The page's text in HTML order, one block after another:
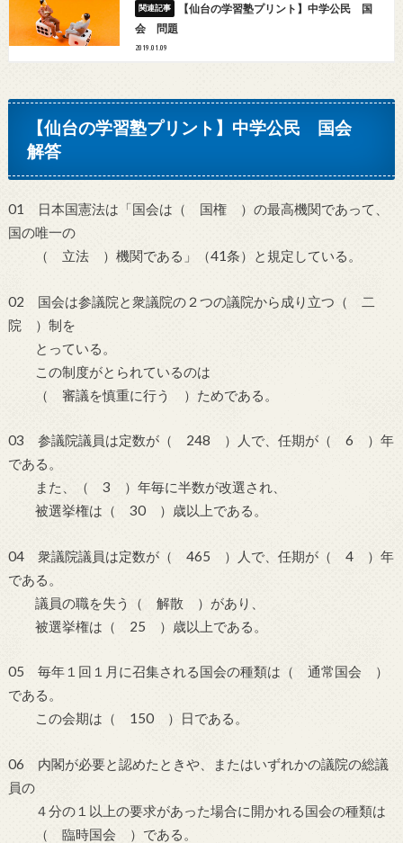
【仙台の学習塾プリント】中学公民 国
会 問題
2019.01.09
【仙台の学習塾プリント】中学公民 国会
解答
01 日本国憲法は「国会は（ 国権 ）の最高機関であって、
国の唯一の
（ 立法 ）機関である」（41条）と規定している。
02 国会は参議院と衆議院の２つの議院から成り立つ（ 二
院 ）制を
とっている。
この制度がとられているのは
（ 審議を慎重に行う ）ためである。
03 参議院議員は定数が（ 248 ）人で、任期が（ 6 ）年
である。
また、（ 3 ）年毎に半数が改選され、
被選挙権は（ 30 ）歳以上である。
04 衆議院議員は定数が（ 465 ）人で、任期が（ 4 ）年
である。
議員の職を失う（ 解散 ）があり、
被選挙権は（ 25 ）歳以上である。
05 毎年１回１月に召集される国会の種類は（ 通常国会 ）
である。
この会期は（ 150 ）日である。
06 内閣が必要と認めたときや、またはいずれかの議院の総議
員の
４分の１以上の要求があった場合に開かれる国会の種類は
（ 臨時国会 ）である。